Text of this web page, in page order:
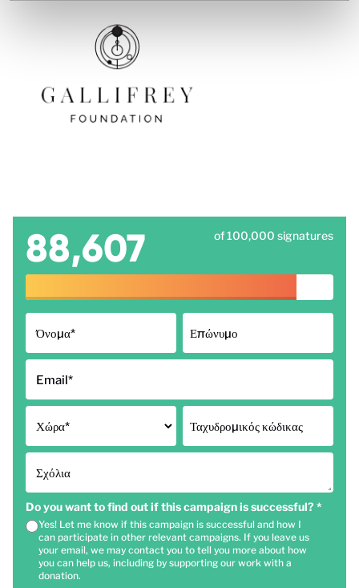
88,607 of 100,000 signatures
Όνομα* Επώνυμο
Email*
Χώρα* Ταχυδρομικός κώδικας
Σχόλια
Do you want to find out if this campaign is successful? *
Yes! Let me know if this campaign is successful and how I
can participate in other relevant campaigns. If you leave us
your email, we may contact you to tell you more about how
you can help us, including by supporting our work with a
donation.